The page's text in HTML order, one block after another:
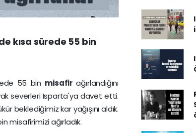
kısa sürede 55 bin
55 bin misafirağırlandığını
severleri Isparta'ya davet etti.
beklediğimiz kar yağışını aldık.
misafirimizi ağırladık.